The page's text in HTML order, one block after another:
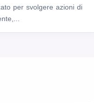
per svolgere azioni di